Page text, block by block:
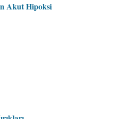
Akut Hipoksi